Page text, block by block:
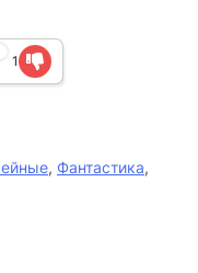
1
, Фантастика,